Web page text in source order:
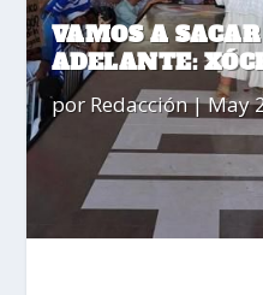
VAMOS A
ADELANTE:
porRedacción|May